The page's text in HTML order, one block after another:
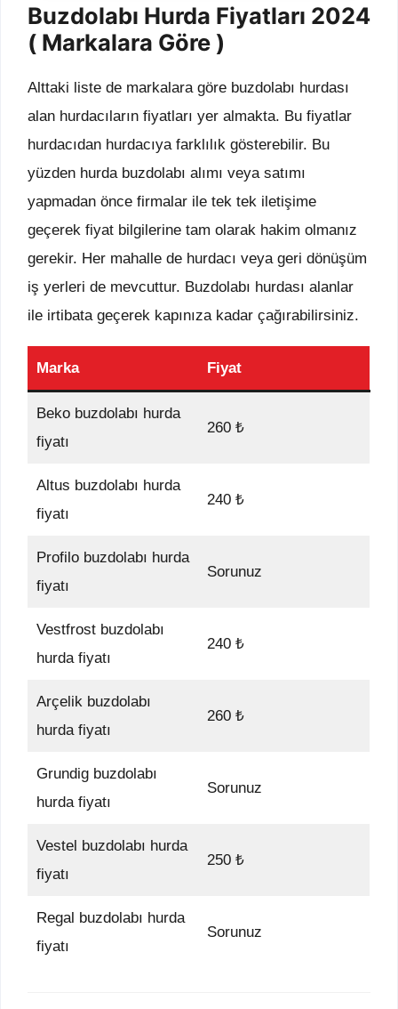
Buzdolabı Hurda Fiyatları 2024
( Markalara Göre )
Alttaki liste de markalara göre buzdolabı hurdası
alan hurdacıların fiyatları yer almakta. Bu fiyatlar
hurdacıdan hurdacıya farklılık gösterebilir. Bu
yüzden hurda buzdolabı alımı veya satımı
yapmadan önce firmalar ile tek tek iletişime
geçerek fiyat bilgilerine tam olarak hakim olmanız
gerekir. Her mahalle de hurdacı veya geri dönüşüm
iş yerleri de mevcuttur. Buzdolabı hurdası alanlar
ile irtibata geçerek kapınıza kadar çağırabilirsiniz.
Marka Fiyat
Beko buzdolabı hurda
fiyatı
260 ₺
Altus buzdolabı hurda
fiyatı
240 ₺
Profilo buzdolabı hurda
fiyatı
Sorunuz
Vestfrost buzdolabı
hurda fiyatı
240 ₺
Arçelik buzdolabı
hurda fiyatı
260 ₺
Grundig buzdolabı
hurda fiyatı
Sorunuz
Vestel buzdolabı hurda
fiyatı
250 ₺
Regal buzdolabı hurda
fiyatı
Sorunuz